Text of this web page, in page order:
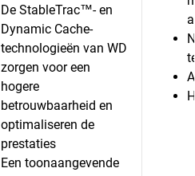
De StableTrac™- en
Dynamic Cache-
technologieën van WD
zorgen voor een
hogere
betrouwbaarheid en
optimaliseren de
prestaties
Een toonaangevende